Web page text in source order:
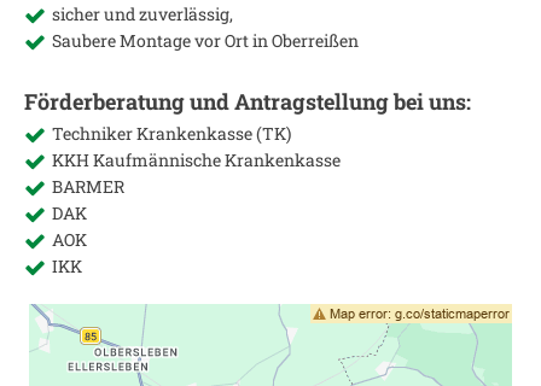
sicher und zuverlässig,
Saubere Montage vor Ort inOberreißen
Förderberatung und Antragstellung bei uns:
Techniker Krankenkasse (TK)
KKH Kaufmännische Krankenkasse
BARMER
DAK
AOK
IKK